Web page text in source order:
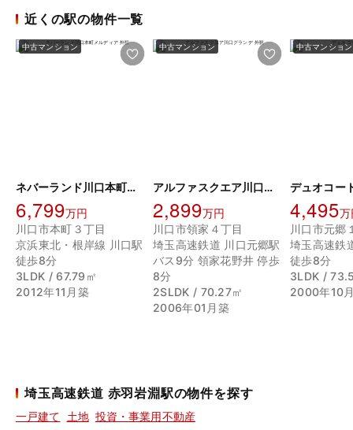
近くの駅の物件一覧
中古マンション
ネバーランド川口本町メルディア
6,799万円
川口市本町３丁目
京浜東北・根岸線 川口駅
徒歩8分
3LDK / 67.79㎡
2012年11月築
中古マンション
アルファスクエア川口グランデ
2,899万円
川口市領家４丁目
埼玉高速鉄道 川口元郷駅
バス9分 領家花野井 停歩
8分
2SLDK / 70.27㎡
2006年01月築
中古マンション
デュオコー
4,495万
川口市元郷
埼玉高速鉄
徒歩8分
3LDK /
2000年10
埼玉高速鉄道 赤羽岩淵駅の物件を探す
一戸建て 土地 投資・事業用不動産